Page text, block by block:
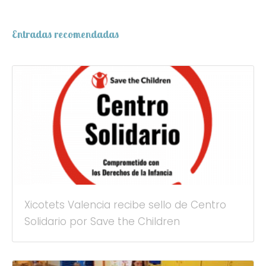
Entradas recomendadas
Xicotets Valencia recibe sello de Centro
Solidario por Save the Children